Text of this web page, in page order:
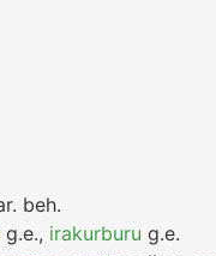
beh.
g.e., irakurburu g.e.